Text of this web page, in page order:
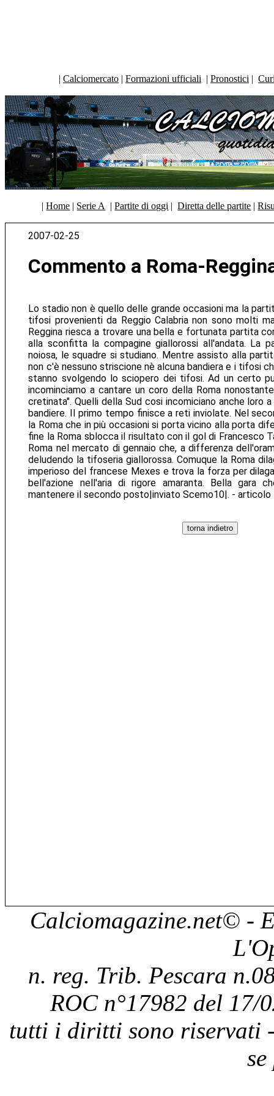
| Calciomercato | Formazioni ufficiali | Pronostici |
|Home | Serie A |Partite di oggi |Diretta delle partite |
2007-02-25
Commento a Roma-
Lo stadio non è quello delle grande occasioni ma la
tifosi provenienti da Reggio Calabria non sono molti
Reggina riesca a trovare una bella e fortunata partita
alla sconfitta la compagine giallorossi all'andata. La
noiosa, le squadre si studiano. Mentre assisto alla
non c'è nessuno striscione nè alcuna bandiera e i tifosi
stanno svolgendo lo sciopero dei tifosi. Ad un certo
incominciamo a cantare un coro della Roma
cretinata". Quelli della Sud cosi incomiciano anche loro
bandiere. Il primo tempo finisce a reti inviolate. Nel
la Roma che in più occasioni si porta vicino alla porta
fine la Roma sblocca il risultato con il gol di Francesco
Roma nel mercato di gennaio che, a differenza
deludendo la tifoseria giallorossa. Comuque la Roma
imperioso del francese Mexes e trova la forza per
bell'azione nell'aria di rigore amaranta. Bella gara
mantenere il secondo posto|inviato Scemo10|. -
Calciomagazine.net© -
n. reg. Trib. Pescara
ROC n°17982 del 17/
tutti i diritti sono riservati